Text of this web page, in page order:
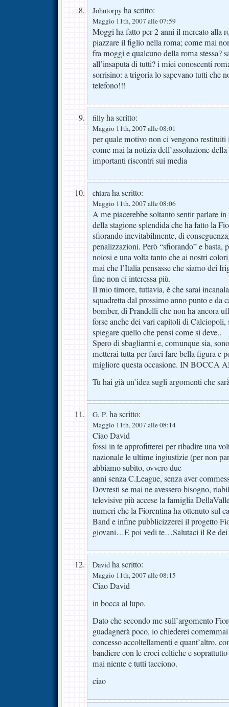
Johntorpy ha scritto:
Maggio 11th, 2007 alle 07:59
Moggi ha fatto per 2 anni il mercato alla
piazzare il figlio nella roma; come mai
fra moggi e qualcuno della roma stessa?
all’insaputa di tutti? i miei conoscenti
sorrisino: a trigoria lo sapevano tutti che
telefono!!!
filly ha scritto:
Maggio 11th, 2007 alle 08:01
per quale motivo non ci vengono
come mai la notizia dell’assoluzione
importanti riscontri sui media
chiaraha scritto:
Maggio 11th, 2007 alle 08:06
A me piacerebbe soltanto sentir parlare
della stagione splendida che ha fatto la
sfiorando inevitabilmente, di
penalizzazioni. Però “sfiorando” e basta,
noiosi e una volta tanto che ai nostri
mai che l’Italia pensasse che siamo dei
fine non ci interessa più.
Il mio timore, tuttavia, è che sarai
squadretta dal prossimo anno punto e da
bomber, di Prandelli che non ha ancora
forse anche dei vari capitoli di Calciopoli,
spiegare quello che pensi come si deve..
Spero di sbagliarmi e, comunque sia,
metterai tutta per farci fare bella figura e
migliore questa occasione. IN BOCCA
Tu hai già un’idea sugli argomenti che
G. P. ha scritto:
Maggio 11th, 2007 alle 08:14
Ciao David
fossi in te approfitterei per ribadire una
nazionale le ultime ingiustizie (per non
abbiamo subìto, ovvero due
anni senza C.League, senza aver
Dovresti se mai ne avessero bisogno,
televisive più accese la famiglia
numeri che la Fiorentina ha ottenuto sul
Band e infine pubblicizzerei il progetto
giovani…E poi vedi te…Salutaci il Re
David ha scritto:
Maggio 11th, 2007 alle 08:15
Ciao David
in bocca al lupo.
Dato che secondo me sull’argomento
guadagnerà poco, io chiederei
concesso accoltellamenti e quant’altro,
bandiere con le croci celtiche e
mai niente e tutti tacciono.
ciao